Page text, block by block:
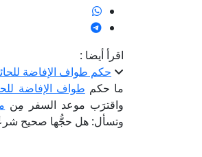
اقرأ أيضا :
حكم طواف الإفاضة
ما حكم طواف الإفاضة
واقترَب موعد السفر مِن
وتسأل: هل حجُّها صحيح